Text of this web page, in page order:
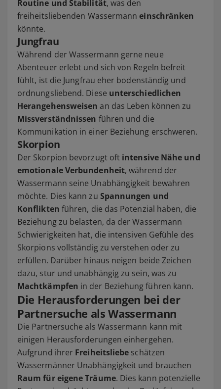
Routine und Stabilität, was den
freiheitsliebenden Wassermanneinschränken
könnte.
Jungfrau
Während der Wassermann gerne neue
Abenteuer erlebt und sich von Regeln befreit
fühlt, ist die Jungfrau eher bodenständig und
ordnungsliebend. Diese unterschiedlichen
Herangehensweisenan das Leben können zu
Missverständnissen führen und die
Kommunikation in einer Beziehung erschweren.
Skorpion
Der Skorpion bevorzugt oft intensive Nähe und
emotionale Verbundenheit, während der
Wassermann seine Unabhängigkeit bewahren
möchte. Dies kann zu Spannungen und
Konflikten führen, die das Potenzial haben, die
Beziehung zu belasten, da der Wassermann
Schwierigkeiten hat, die intensiven Gefühle des
Skorpions vollständig zu verstehen oder zu
erfüllen. Darüber hinaus neigen beide Zeichen
dazu, stur und unabhängig zu sein, was zu
Machtkämpfen in der Beziehung führen kann.
Die Herausforderungen bei der
Partnersuche als Wassermann
Die Partnersuche als Wassermann kann mit
einigen Herausforderungen einhergehen.
Aufgrund ihrer Freiheitsliebe schätzen
Wassermänner Unabhängigkeit und brauchen
Raum für eigene Träume. Dies kann potenzielle